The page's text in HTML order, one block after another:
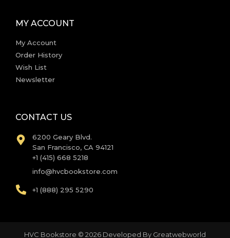
MY ACCOUNT
My Account
Order History
Wish List
Newsletter
CONTACT US
6200 Geary Blvd.
San Francisco, CA 94121
+1 (415) 668 5218
info@hvcbookstore.com
+1 (888) 295 5290
HVC Bookstore © 2026 Developed By Greatwebworld